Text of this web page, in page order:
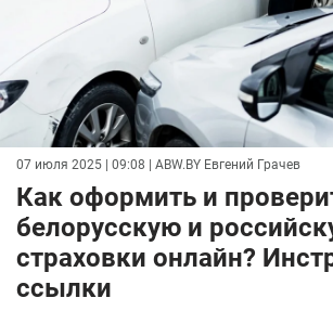
07 июля 2025 | 09:08 | ABW.BY Евгений Грачев
Как оформить и
белорусскую и
страховки онлайн?
ссылки